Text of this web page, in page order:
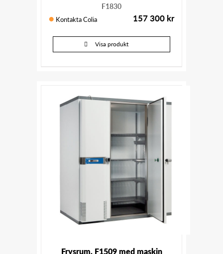
F1830
Kontakta Colia 157 300 kr
Visa produkt
Frysrum, F1509 med maskin